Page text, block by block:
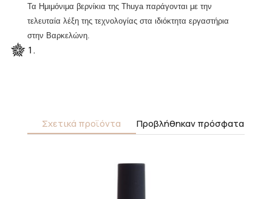
Τα Ημιμόνιμα βερνίκια της Thuya παράγονται με την
τελευταία λέξη της τεχνολογίας στα ιδιόκτητα εργαστήρια
στην Βαρκελώνη.
Σχετικά προϊόντα Προβλήθηκαν πρόσφατα